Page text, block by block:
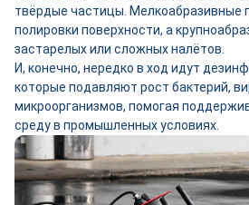
твёрдые частицы. Мелкоабразивные
полировки поверхности, а
застарелых или сложных налётов.
И, конечно, нередко в ход идут
которые подавляют рост бактерий,
микроорганизмов, помогая
среду в промышленных условиях.